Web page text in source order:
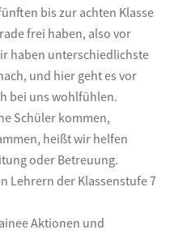
bis zur achten Klasse
frei haben, also vor
haben unterschiedlichste
und hier geht es vor
bei uns wohlfühlen.
Schüler kommen,
heißt wir helfen
oder Betreuung.
Lehrern der Klassenstufe 7
Aktionen und